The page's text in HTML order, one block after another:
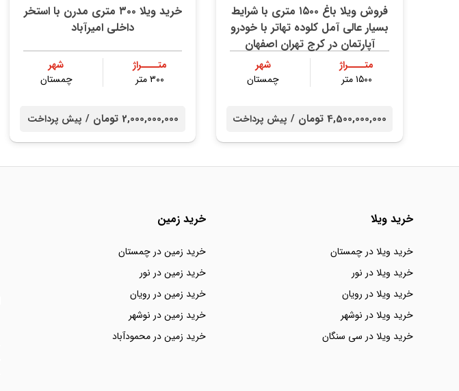
فروش ویلا باغ ۱۵۰۰ متری با شرایط
بسیار عالی آمل کلوده تهاتر با خودرو
آپارتمان در کرج تهران اصفهان
متــــراژ
۱۵۰۰ متر
شهر
چمستان
4,500,000,000 تومان / پیش پرداخت
خرید ویلا ۳۰۰ متری مدرن با استخر
داخلی امیرآباد
متــــراژ
۳۰۰ متر
شهر
چمستان
2,000,000,000 تومان / پیش پرداخت
خرید ویلا
خرید ویلا در چمستان
خرید ویلا در نور
خرید ویلا در رویان
خرید ویلا در نوشهر
خرید ویلا در سی سنگان
خرید زمین
خرید زمین در چمستان
خرید زمین در نور
خرید زمین در رویان
خرید زمین در نوشهر
خرید زمین در محمودآباد